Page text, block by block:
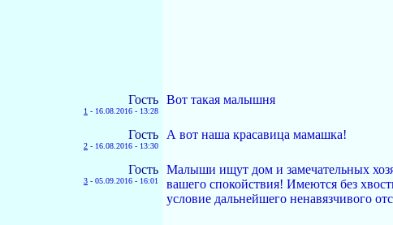
Гость
1 - 16.08.2016 - 13:28
Вот такая малышня
Гость
2 - 16.08.2016 - 13:30
А вот наша красавица мамашка!
Гость
3 - 05.09.2016 - 16:01
Малыши ищут дом и замечательных
вашего спокойствия! Имеются без
условие дальнейшего ненавязчивого